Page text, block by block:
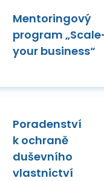
Mentoringový
program
your business“
Poradenství
k ochraně
duševního
vlastnictví